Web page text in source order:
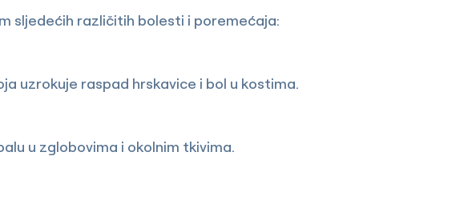
sljedećih različitih bolesti i poremećaja:
uzrokuje raspad hrskavice i bol u kostima.
u zglobovima i okolnim tkivima.